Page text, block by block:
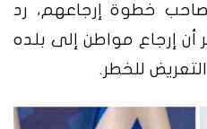
خطوة إرجاعهم، رد
أن إرجاع مواطن إلى بلده
للخطر.